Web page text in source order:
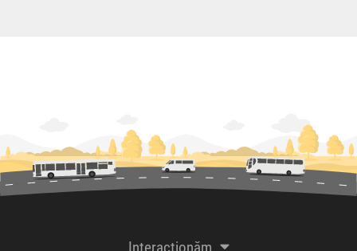
Interacționăm